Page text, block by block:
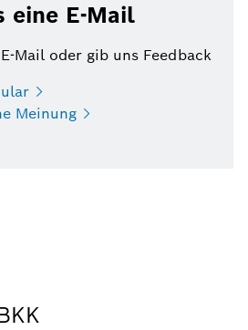
eine E-Mail
Mail oder gib uns Feedback
Meinung